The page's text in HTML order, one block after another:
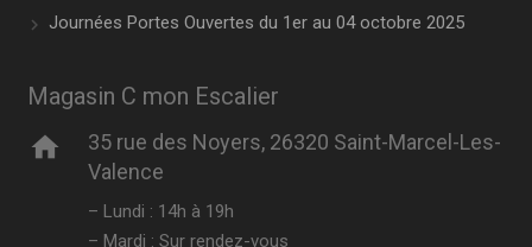
Journées Portes Ouvertes du 1er au 04 octobre 2025
Magasin C mon Escalier
home
35 rue des Noyers, 26320 Saint-Marcel-Les-
Valence
– Lundi : 14h à 19h
– Mardi : Sur rendez-vous